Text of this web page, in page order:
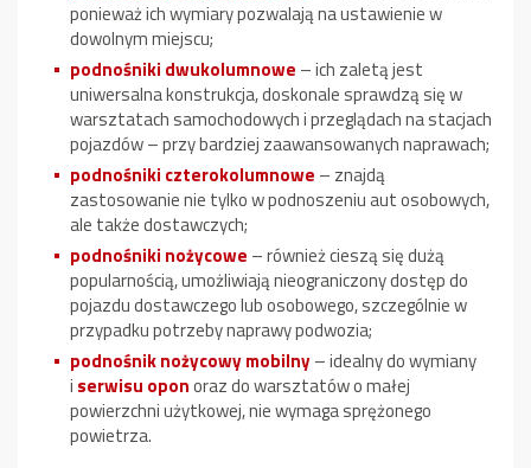
ponieważ ich wymiary pozwalają na ustawienie w
dowolnym miejscu;
podnośniki dwukolumnowe – ich zaletą jest
uniwersalna konstrukcja, doskonale sprawdzą się w
warsztatach samochodowych i przeglądach na stacjach
pojazdów – przy bardziej zaawansowanych naprawach;
podnośniki czterokolumnowe – znajdą
zastosowanie nie tylko w podnoszeniu aut osobowych,
ale także dostawczych;
podnośniki nożycowe – również cieszą się dużą
popularnością, umożliwiają nieograniczony dostęp do
pojazdu dostawczego lub osobowego, szczególnie w
przypadku potrzeby naprawy podwozia;
podnośnik nożycowy mobilny– idealny do wymiany
i serwisu oponoraz do warsztatów o małej
powierzchni użytkowej, nie wymaga sprężonego
powietrza.